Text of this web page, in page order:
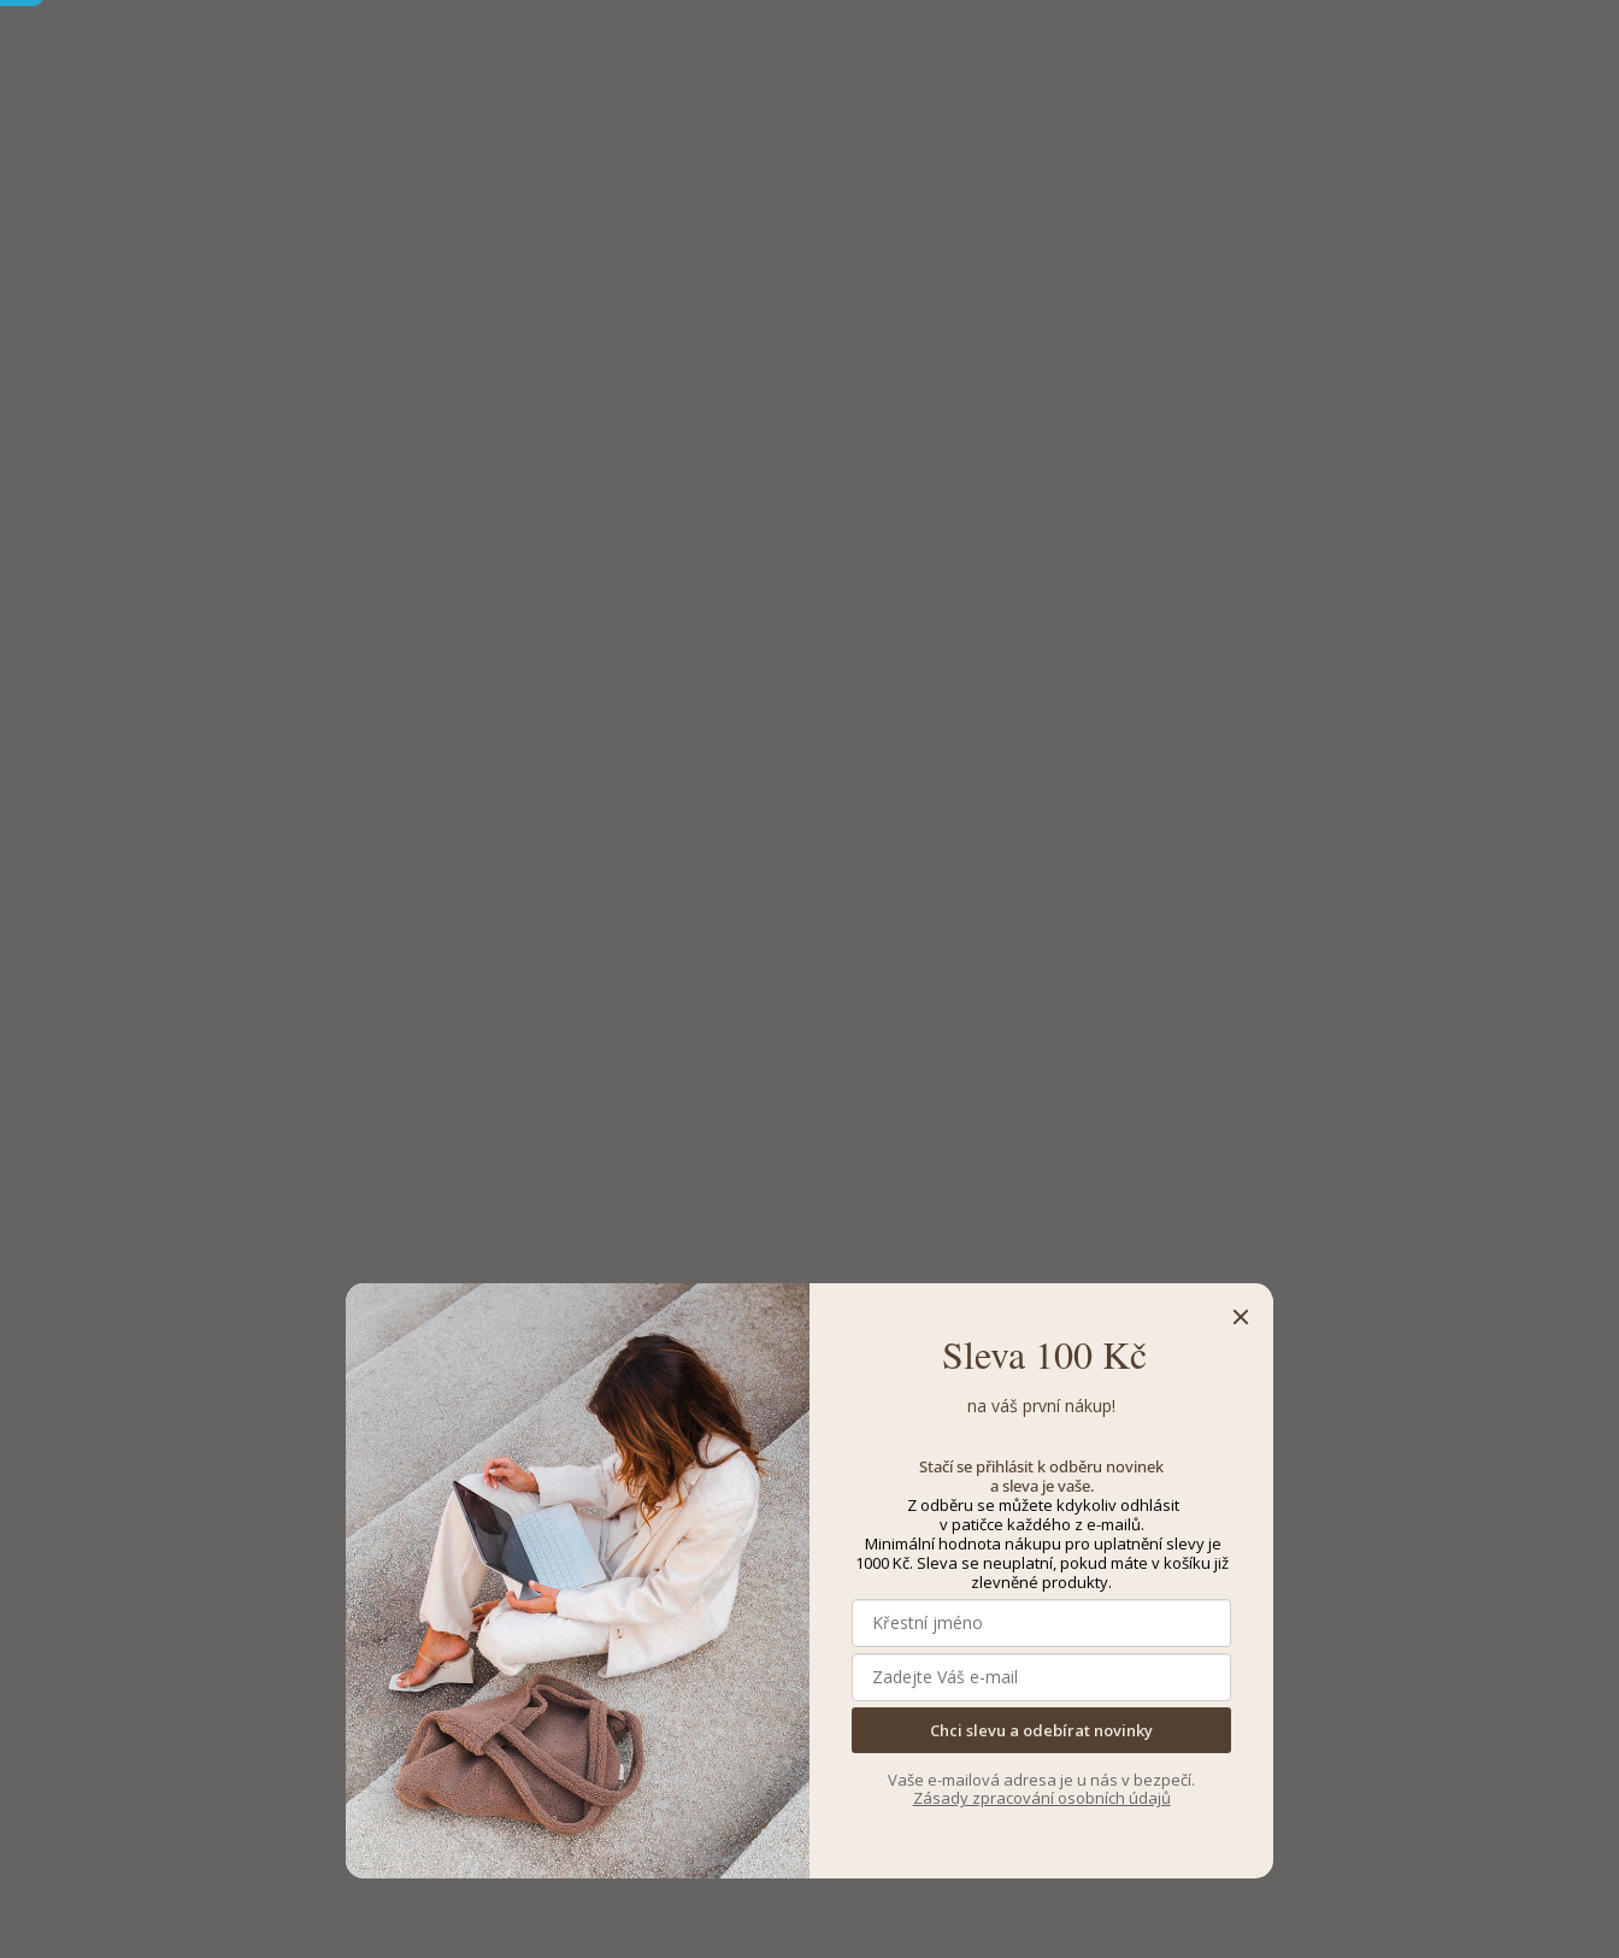
Sleva 100 Kč
na váš první nákup!
Stačí se přihlásit k odběru novinek
a sleva je vaše.
Z odběru se můžete kdykoliv odhlásit
v patičce každého z e-mailů.
Minimální hodnota nákupu pro uplatnění slevy je
1000 Kč. Sleva se neuplatní, pokud máte v košíku již
zlevněné produkty.
Chci slevu a odebírat novinky
Vaše e-mailová adresa je u nás v bezpečí.
Zásady zpracování osobních údajů